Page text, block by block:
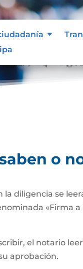
o
diligencia se
«Firma a
el notario
aprobación.